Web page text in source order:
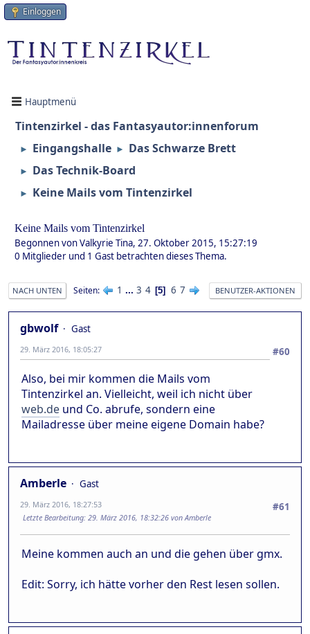
Einloggen
Hauptmenü
Tintenzirkel - das Fantasyautor:innenforum
► Eingangshalle ► Das Schwarze Brett
► Das Technik-Board
► Keine Mails vom Tintenzirkel
Keine Mails vom Tintenzirkel
Begonnen von Valkyrie Tina, 27. Oktober 2015, 15:27:19
0 Mitglieder und 1 Gast betrachten dieses Thema.
NACH UNTEN Seiten 1 ... 3 4 5 6 7 BENUTZER-AKTIONEN
gbwolf
Gast
#60
29. März 2016, 18:05:27
Also, bei mir kommen die Mails vom
Tintenzirkel an. Vielleicht, weil ich nicht über
web.de und Co. abrufe, sondern eine
Mailadresse über meine eigene Domain habe?
Amberle
Gast
#61
29. März 2016, 18:27:53
Letzte Bearbeitung: 29. März 2016, 18:32:26 von Amberle
Meine kommen auch an und die gehen über gmx.
Edit: Sorry, ich hätte vorher den Rest lesen sollen.